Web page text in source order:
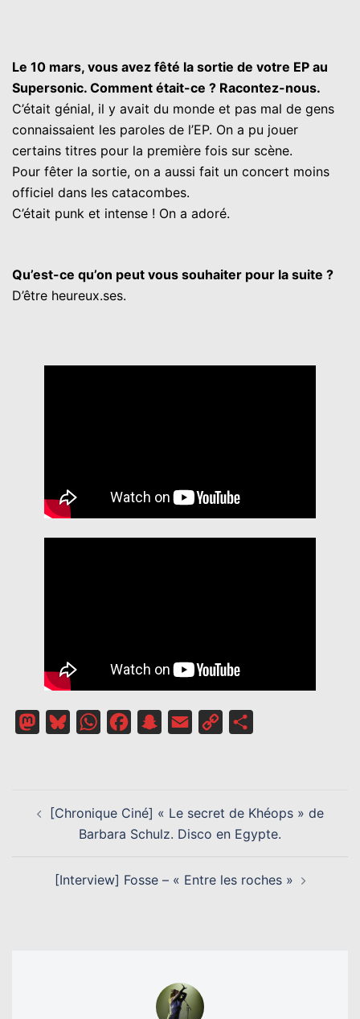
Le 10 mars, vous avez fêté la sortie de votre EP au
Supersonic. Comment était-ce ? Racontez-nous.
C’était génial, il y avait du monde et pas mal de gens
connaissaient les paroles de l’EP. On a pu jouer
certains titres pour la première fois sur scène.
Pour fêter la sortie, on a aussi fait un concert moins
officiel dans les catacombes.
C’était punk et intense ! On a adoré.
Qu’est-ce qu’on peut vous souhaiter pour la suite ?
D’être heureux.ses.
MastodonBlueskyWhatsAppFacebookSnapchat
Email
Copy
D’ARTICLE
[Chronique Ciné] « Le secret de Khéops » de
Barbara Schulz. Disco en Egypte.
[Interview] Fosse – « Entre les roches »